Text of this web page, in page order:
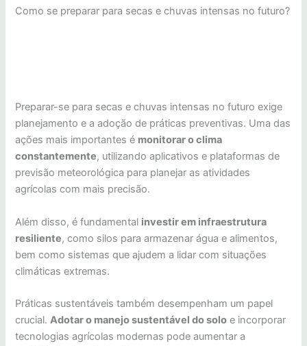
Como se preparar para secas e chuvas intensas no futuro?
Preparar-se para secas e chuvas intensas no futuro exige
planejamento e a adoção de práticas preventivas. Uma das
ações mais importantes é monitorar o clima
constantemente, utilizando aplicativos e plataformas de
previsão meteorológica para planejar as atividades
agrícolas com mais precisão.
Além disso, é fundamental investir em infraestrutura
resiliente, como silos para armazenar água e alimentos,
bem como sistemas que ajudem a lidar com situações
climáticas extremas.
Práticas sustentáveis também desempenham um papel
crucial.Adotar o manejo sustentável do solo e incorporar
tecnologias agrícolas modernas pode aumentar a